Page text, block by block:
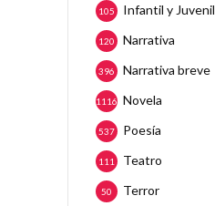
Infantil y Juvenil
105
Narrativa
120
Narrativa breve
396
Novela
1116
Poesía
537
Teatro
111
Terror
50